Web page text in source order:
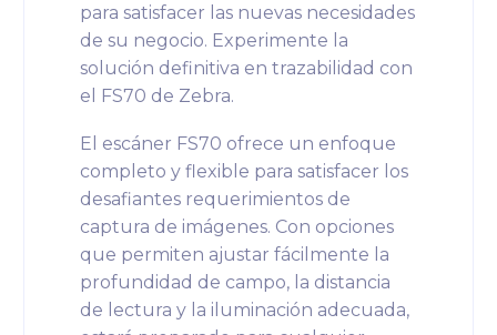
para satisfacer las nuevas necesidades
de su negocio. Experimente la
solución definitiva en trazabilidad con
el FS70 de Zebra.
El escáner FS70 ofrece un enfoque
completo y flexible para satisfacer los
desafiantes requerimientos de
captura de imágenes. Con opciones
que permiten ajustar fácilmente la
profundidad de campo, la distancia
de lectura y la iluminación adecuada,